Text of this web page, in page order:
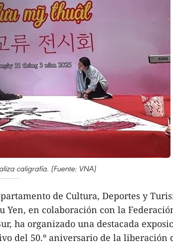
caligrafía. (Fuente: VNA)
de Cultura, Deportes y
en colaboración con la
ha organizado una destacada
del 50.º aniversario de la liberación